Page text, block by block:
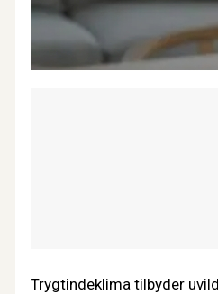
Trygtindeklima tilbyder